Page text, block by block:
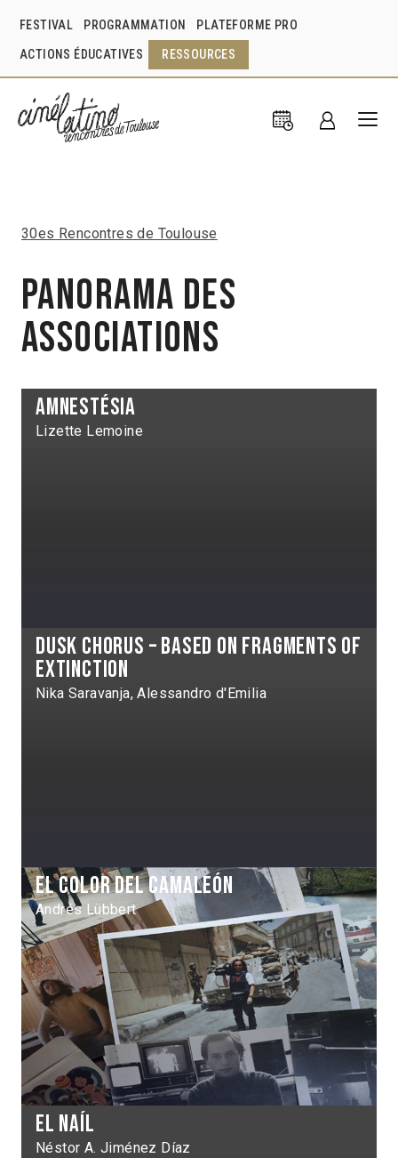
FESTIVAL PROGRAMMATION PLATEFORME PRO
ACTIONS ÉDUCATIVES RESSOURCES
30es Rencontres de Toulouse
Panorama des
associations
Amnestésia
Lizette Lemoine
Dusk Chorus – Based on Fragments of
Extinction
Nika Saravanja, Alessandro d'Emilia
El Color del camaleón
Andrés Lübbert
El Naíl
Néstor A. Jiménez Díaz